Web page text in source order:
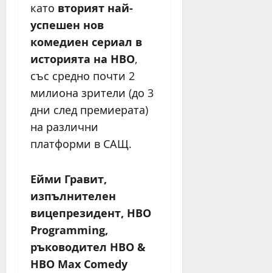
като вторият най-
успешен нов
комедиен сериал в
историята на HBO,
със средно почти 2
милиона зрители (до 3
дни след премиерата)
на различни
платформи в САЩ.
Ейми Гравит,
изпълнителен
вицепрезидент, HBO
Programming,
ръководител HBO &
HBO Max Comedy